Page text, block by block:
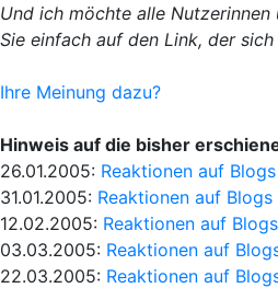
Und ich möchte alle
Sie einfach auf den Link, der
Ihre Meinung dazu?
Hinweis auf die bisher
26.01.2005: Reaktionen auf
31.01.2005: Reaktionen auf
12.02.2005: Reaktionen auf
03.03.2005: Reaktionen auf
22.03.2005: Reaktionen auf